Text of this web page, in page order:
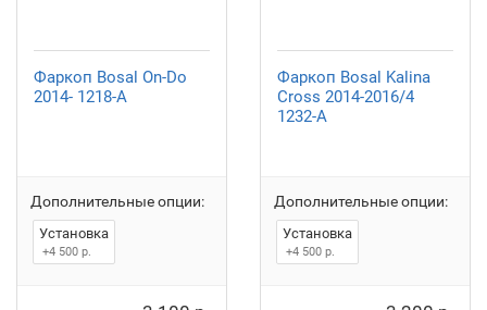
Фаркоп Bosal On-Do
2014- 1218-A
Дополнительные опции:
Установка
+4 500 р.
Фаркоп Bosal Kalina
Сross 2014-2016/4
1232-A
Дополнительные опции:
Установка
+4 500 р.